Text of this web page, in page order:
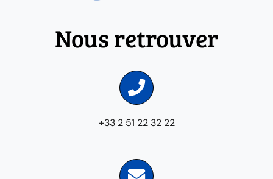
Nous retrouver
+33 2 51 22 32 22